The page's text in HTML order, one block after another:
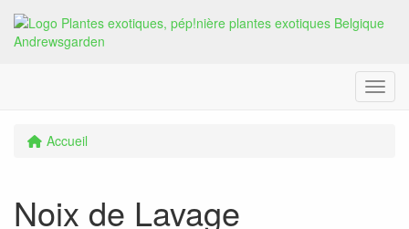
Menu
Accueil
Noix de Lavage